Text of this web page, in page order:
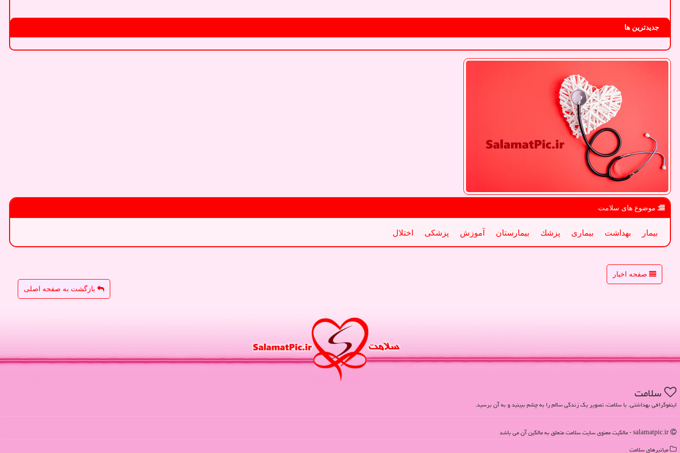
جدیدترین ها
موضوع های سلامت
بیمار بهداشت بیماری پزشك بیمارستان آموزش پزشكی اختلال
صفحه اخبار
بازگشت به صفحه اصلی
سلامت
اینفوگرافی بهداشتی. با سلامت، تصویر یک زندگی سالم را به چشم ببینید و به آن برسید.
میانبرهای سلامت